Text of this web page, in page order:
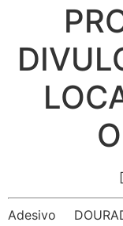
Adesivo